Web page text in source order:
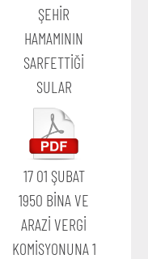
ŞEHİR
HAMAMININ
SARFETTİĞİ
SULAR
17 01 ŞUBAT
1950 BİNA VE
ARAZİ VERGİ
KOMİSYONUNA 1